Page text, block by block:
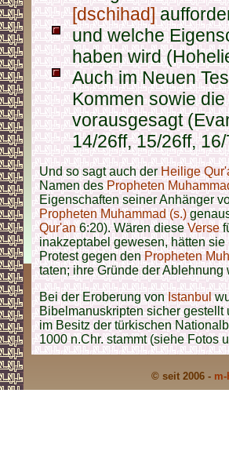
[dschihad]
und welche
haben wird
Auch im Neuen
Kommen sowie
vorausgesagt
14/26ff, 15/26ff,
Und so sagt auch der Heilige
Namen desPropheten
Eigenschaften seiner Anhänger
Propheten Muhammad (s.)
Qur'an6:20). Wären dieseVerse
inakzeptabel gewesen, hätten
Protest gegen denPropheten
taten; ihre Gründe der Ablehnung
Bei der Eroberung vonIstanbul
Bibelmanuskripten sicher gestellt
im Besitz der türkischen
1000 n.Chr. stammt (siehe Fotos
© seit 2006 -